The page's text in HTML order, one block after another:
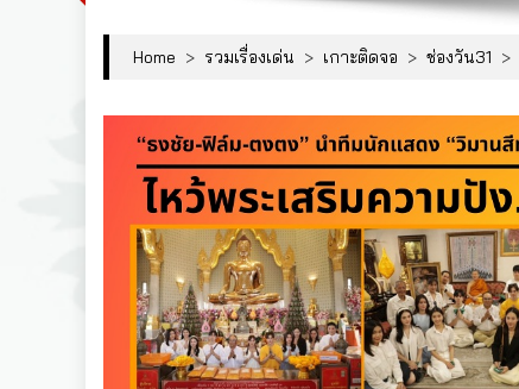
Home > รวมเรื่องเด่น > เกาะติดจอ > ช่องวัน31 >